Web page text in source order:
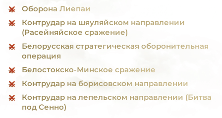
Оборона Лиепаи
Контрудар на шяуляйском направлении
(Расейняйское сражение)
Белорусская стратегическая оборонительная
операция
Белостокско-Минское сражение
Контрудар на борисовском направлении
Контрудар на лепельском направлении (Битва
под Сенно)